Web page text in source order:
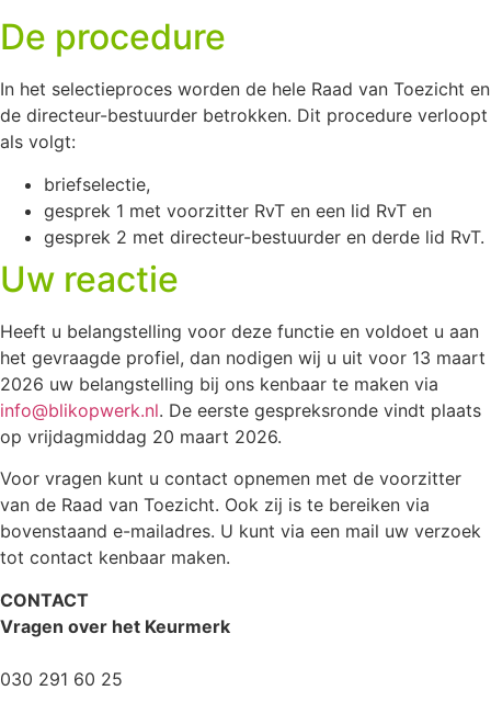
De procedure
In het selectieproces worden de hele Raad van Toezicht en
de directeur-bestuurder betrokken. Dit procedure verloopt
als volgt:
briefselectie,
gesprek 1 met voorzitter RvT en een lid RvT en
gesprek 2 met directeur-bestuurder en derde lid RvT.
Uw reactie
Heeft u belangstelling voor deze functie en voldoet u aan
het gevraagde profiel, dan nodigen wij u uit voor 13 maart
2026 uw belangstelling bij ons kenbaar te maken via
info@blikopwerk.nl. De eerste gespreksronde vindt plaats
op vrijdagmiddag 20 maart 2026.
Voor vragen kunt u contact opnemen met de voorzitter
van de Raad van Toezicht. Ook zij is te bereiken via
bovenstaand e-mailadres. U kunt via een mail uw verzoek
tot contact kenbaar maken.
CONTACT
Vragen over het Keurmerk
030 291 60 25